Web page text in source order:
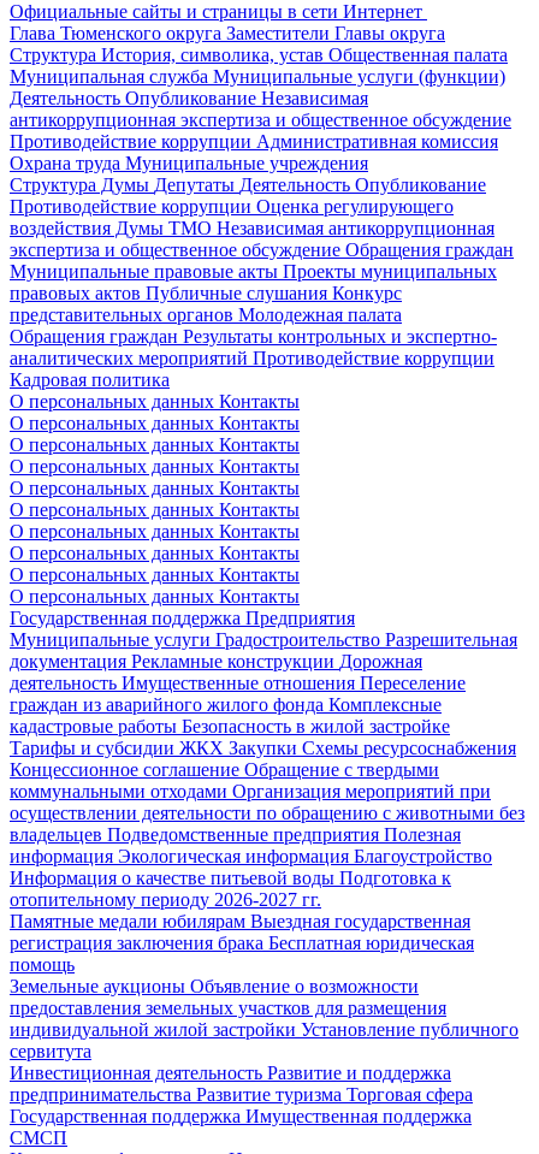
Официальные сайты и страницы в сети Интернет
Глава Тюменского округа Заместители Главы округа
Структура История, символика, устав Общественная палата
Муниципальная служба Муниципальные услуги (функции)
Деятельность Опубликование Независимая
антикоррупционная экспертиза и общественное обсуждение
Противодействие коррупции Административная комиссия
Охрана труда Муниципальные учреждения
Структура Думы Депутаты Деятельность Опубликование
Противодействие коррупции Оценка регулирующего
воздействия Думы ТМО Независимая антикоррупционная
экспертиза и общественное обсуждение Обращения граждан
Муниципальные правовые акты Проекты муниципальных
правовых актов Публичные слушания Конкурс
представительных органов Молодежная палата
Обращения граждан Результаты контрольных и экспертно-
аналитических мероприятий Противодействие коррупции
Кадровая политика
О персональных данных Контакты
О персональных данных Контакты
О персональных данных Контакты
О персональных данных Контакты
О персональных данных Контакты
О персональных данных Контакты
О персональных данных Контакты
О персональных данных Контакты
О персональных данных Контакты
О персональных данных Контакты
Государственная поддержка Предприятия
Муниципальные услуги Градостроительство Разрешительная
документация Рекламные конструкции Дорожная
деятельность Имущественные отношения Переселение
граждан из аварийного жилого фонда Комплексные
кадастровые работы Безопасность в жилой застройке
Тарифы и субсидии ЖКХ Закупки Схемы ресурсоснабжения
Концессионное соглашение Обращение с твердыми
коммунальными отходами Организация мероприятий при
осуществлении деятельности по обращению с животными без
владельцев Подведомственные предприятия Полезная
информация Экологическая информация Благоустройство
Информация о качестве питьевой воды Подготовка к
отопительному периоду 2026-2027 гг.
Памятные медали юбилярам Выездная государственная
регистрация заключения брака Бесплатная юридическая
помощь
Земельные аукционы Объявление о возможности
предоставления земельных участков для размещения
индивидуальной жилой застройки Установление публичного
сервитута
Инвестиционная деятельность Развитие и поддержка
предпринимательства Развитие туризма Торговая сфера
Государственная поддержка Имущественная поддержка
СМСП